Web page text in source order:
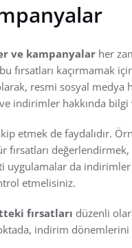
ve kampanyalar her
fırsatları kaçırmamak
resmi sosyal medya
indirimler hakkında bilgi
etmek de faydalıdır.
fırsatları değerlendirmek,
uygulamalar da
etmelisiniz.
fırsatları düzenli
indirim dönemlerini